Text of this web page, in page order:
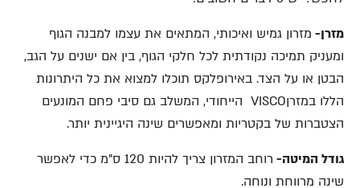
מזרן- מזרון גמיש ואיכותי, המתאים את עצמו למבנה הגוף
ומעניק תמיכה נקודתית לכל חלקי הגוף, בין אם ישנים על הגב,
הבטן או על הצד. באירופלקס תוכלו למצוא את כל היתרונות
הללו במזרןVISCO הייחודי, המשלב גם סיבי פחם המונעים
הצטברות של בקטריות ומאפשרים שינה היגיינית יותר.
גודל המיטה-
רוחב המזרון צריך להיות 120 ס"מ כדי לאפשר
שינה מרווחת ונוחה.